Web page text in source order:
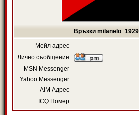
Връзки milanelo_1929
Мейл адрес:
Лично съобщение:
MSN Messenger:
Yahoo Messenger:
AIM Адрес:
ICQ Номер: